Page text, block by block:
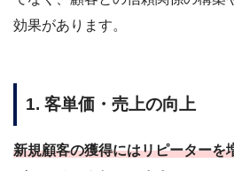
効果があります。
1. 客単価・売上の向上
新規顧客の獲得にはリピーターを